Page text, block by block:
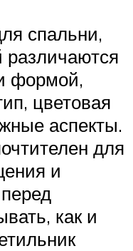
спальни,
различаются
формой,
цветовая
аспекты.
для
и
как и